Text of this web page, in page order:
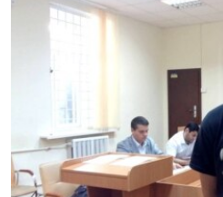
КУЛЬТУРА
МОВА